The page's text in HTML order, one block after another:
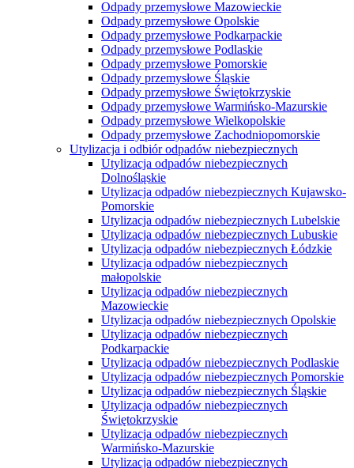
Odpady przemysłowe Mazowieckie
Odpady przemysłowe Opolskie
Odpady przemysłowe Podkarpackie
Odpady przemysłowe Podlaskie
Odpady przemysłowe Pomorskie
Odpady przemysłowe Śląskie
Odpady przemysłowe Świętokrzyskie
Odpady przemysłowe Warmińsko-Mazurskie
Odpady przemysłowe Wielkopolskie
Odpady przemysłowe Zachodniopomorskie
Utylizacja i odbiór odpadów niebezpiecznych
Utylizacja odpadów niebezpiecznych
Dolnośląskie
Utylizacja odpadów niebezpiecznych Kujawsko-
Pomorskie
Utylizacja odpadów niebezpiecznych Lubelskie
Utylizacja odpadów niebezpiecznych Lubuskie
Utylizacja odpadów niebezpiecznych Łódzkie
Utylizacja odpadów niebezpiecznych
małopolskie
Utylizacja odpadów niebezpiecznych
Mazowieckie
Utylizacja odpadów niebezpiecznych Opolskie
Utylizacja odpadów niebezpiecznych
Podkarpackie
Utylizacja odpadów niebezpiecznych Podlaskie
Utylizacja odpadów niebezpiecznych Pomorskie
Utylizacja odpadów niebezpiecznych Śląskie
Utylizacja odpadów niebezpiecznych
Świętokrzyskie
Utylizacja odpadów niebezpiecznych
Warmińsko-Mazurskie
Utylizacja odpadów niebezpiecznych